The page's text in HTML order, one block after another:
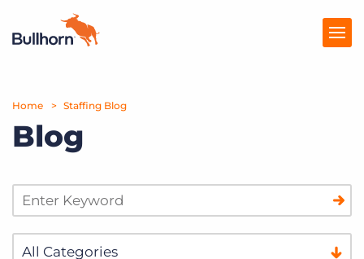
Producten
Prijzen
Marketplace
Over Ons
Home Staffing Blog
Blog